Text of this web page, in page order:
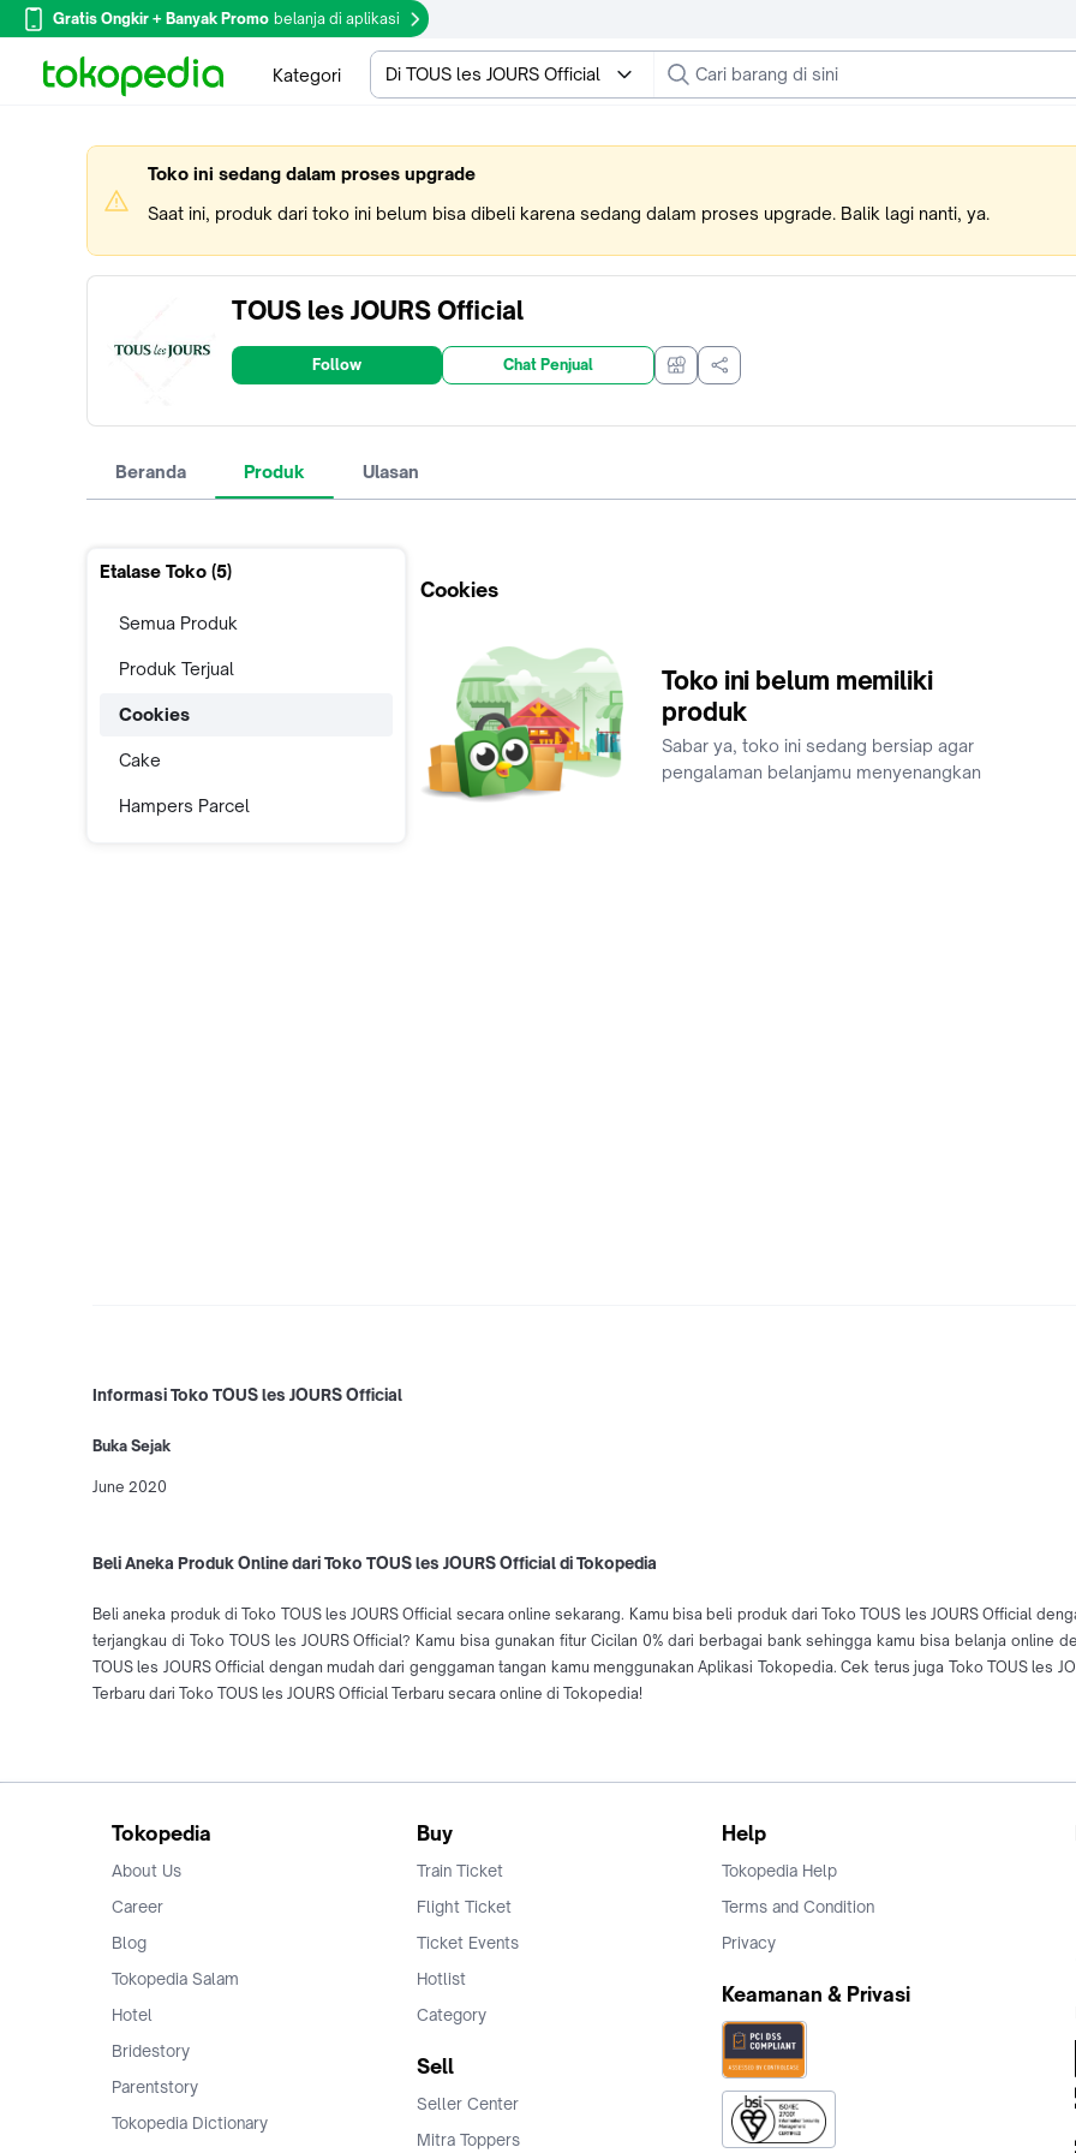
Gratis Ongkir + Banyak Promo belanja di aplikasi
Kategori Di TOUS les JOURS Official
Toko ini sedang dalam proses upgrade
Saat ini, produk dari toko ini belum bisa dibeli karena sedang dalam proses upgrade. Balik lagi nanti, ya.
TOUS les JOURS Official
Follow Chat Penjual
Beranda Produk Ulasan
Etalase Toko (5)
Semua Produk
Produk Terjual
Cookies
Cake
Hampers Parcel
Cookies
Toko ini belum memiliki
produk
Sabar ya, toko ini sedang bersiap agar
pengalaman belanjamu menyenangkan
Informasi Toko TOUS les JOURS Official
Buka Sejak
June 2020
Beli Aneka Produk Online dari Toko TOUS les JOURS Official di Tokopedia
Beli aneka produk di Toko TOUS les JOURS Official secara online sekarang. Kamu bisa beli produk dari Toko TOUS les JOURS Official
terjangkau di Toko TOUS les JOURS Official? Kamu bisa gunakan fitur Cicilan 0% dari berbagai bank sehingga kamu bisa belanja online
TOUS les JOURS Official dengan mudah dari genggaman tangan kamu menggunakan Aplikasi Tokopedia. Cek terus juga Toko TOUS les
Terbaru dari Toko TOUS les JOURS Official Terbaru secara online di Tokopedia!
Tokopedia
About Us
Career
Blog
Tokopedia Salam
Hotel
Bridestory
Parentstory
Tokopedia Dictionary
Buy
Train Ticket
Flight Ticket
Ticket Events
Hotlist
Category
Sell
Seller Center
Mitra Toppers
Help
Tokopedia Help
Terms and Condition
Privacy
Keamanan & Privasi